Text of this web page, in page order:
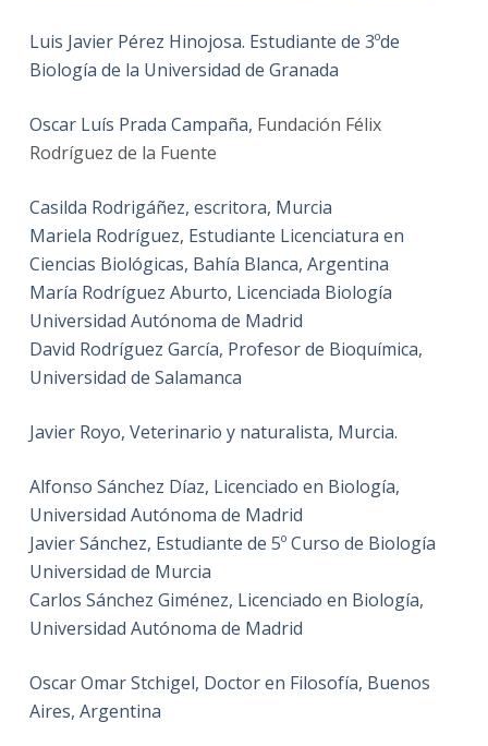
Luis Javier Pérez Hinojosa. Estudiante de 3ºde
Biología de la Universidad de Granada
Oscar Luís Prada Campaña, Fundación Félix
Rodríguez de la Fuente
Casilda Rodrigáñez, escritora, Murcia
Mariela Rodríguez, Estudiante Licenciatura en
Ciencias Biológicas, Bahía Blanca, Argentina
María Rodríguez Aburto, Licenciada Biología
Universidad Autónoma de Madrid
David Rodríguez García, Profesor de Bioquímica,
Universidad de Salamanca
Javier Royo, Veterinario y naturalista, Murcia.
Alfonso Sánchez Díaz, Licenciado en Biología,
Universidad Autónoma de Madrid
Javier Sánchez, Estudiante de 5º Curso de Biología
Universidad de Murcia
Carlos Sánchez Giménez, Licenciado en Biología,
Universidad Autónoma de Madrid
Oscar Omar Stchigel, Doctor en Filosofía, Buenos
Aires, Argentina